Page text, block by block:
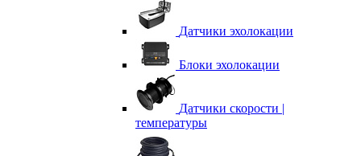
Датчики эхолокации
Блоки эхолокации
Датчики скорости |
температуры